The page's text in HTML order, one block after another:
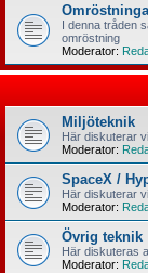
I denna tråden
omröstning
Moderator:
Miljöteknik
Här diskuterar
Moderator:
SpaceX /
Här diskuterar
Moderator:
Övrig teknik
Här diskuteras
Moderator: